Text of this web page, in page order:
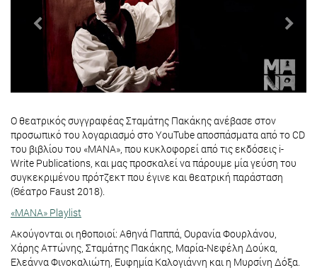
Ο θεατρικός συγγραφέας Σταμάτης Πακάκης ανέβασε στον
προσωπικό του λογαριασμό στο YouTube αποσπάσματα από το CD
του βιβλίου του «ΜΑΝΑ», που κυκλοφορεί από τις εκδόσεις i-
Write Publications, και μας προσκαλεί να πάρουμε μία γεύση του
συγκεκριμένου πρότζεκτ που έγινε και θεατρική παράσταση
(Θέατρο Faust 2018).
«ΜΑΝΑ» Playlist
Ακούγονται οι ηθοποιοί: Αθηνά Παππά, Ουρανία Φουρλάνου,
Χάρης Αττώνης, Σταμάτης Πακάκης, Μαρία-Νεφέλη Δούκα,
Ελεάννα Φινοκαλιώτη, Ευφημία Καλογιάννη και η Μυρσίνη Δόξα.